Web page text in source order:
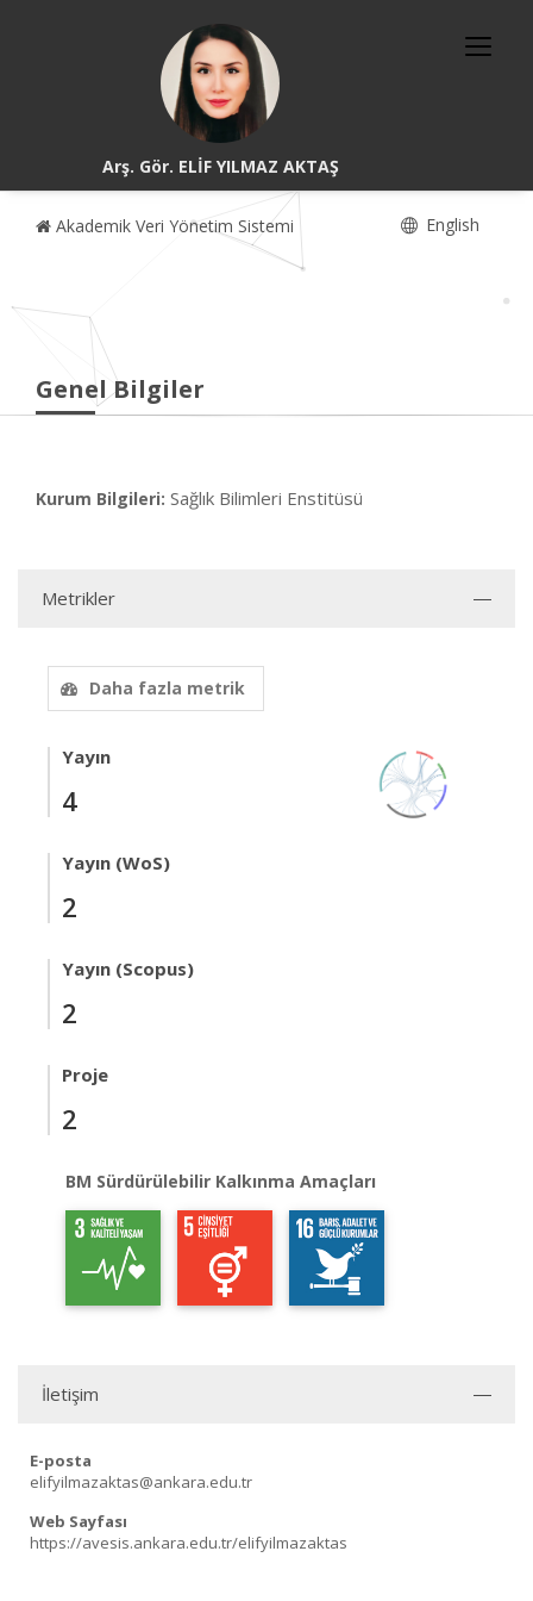
Arş. Gör. ELİF YILMAZ AKTAŞ
Akademik Veri Yönetim Sistemi English
Genel Bilgiler
Kurum Bilgileri: Sağlık Bilimleri Enstitüsü
Metrikler
Daha fazla metrik
Yayın
4
Yayın (WoS)
2
Yayın (Scopus)
2
Proje
2
BM Sürdürülebilir Kalkınma Amaçları
İletişim
E-posta
elifyilmazaktas@ankara.edu.tr
Web Sayfası
https://avesis.ankara.edu.tr/elifyilmazaktas